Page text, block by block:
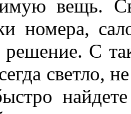
вещь.
номера,
решение. С
светло,